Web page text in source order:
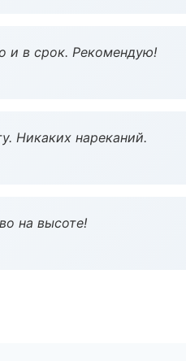
и в срок. Рекомендую!
Никаких нареканий.
на высоте!